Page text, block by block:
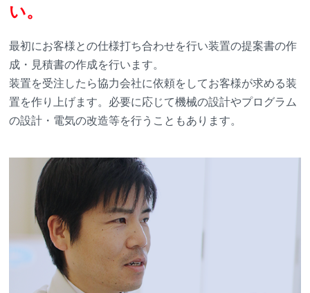
い。
最初にお客様との仕様打ち合わせを行い装置の提案書の作
成・見積書の作成を行います。
装置を受注したら協力会社に依頼をしてお客様が求める装
置を作り上げます。必要に応じて機械の設計やプログラム
の設計・電気の改造等を行うこともあります。